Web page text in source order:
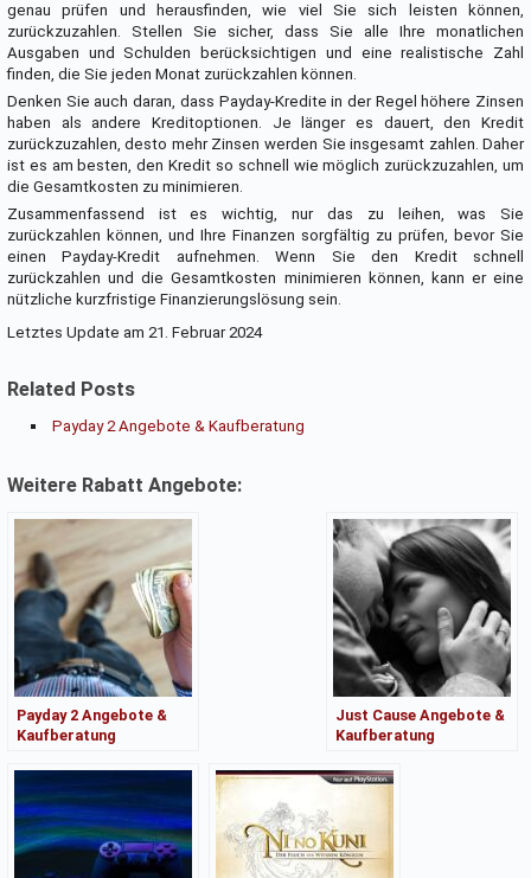
genau prüfen und herausfinden, wie viel Sie sich leisten können,
zurückzuzahlen. Stellen Sie sicher, dass Sie alle Ihre monatlichen
Ausgaben und Schulden berücksichtigen und eine realistische Zahl
finden, die Sie jeden Monat zurückzahlen können.
Denken Sie auch daran, dass Payday-Kredite in der Regel höhere Zinsen
haben als andere Kreditoptionen. Je länger es dauert, den Kredit
zurückzuzahlen, desto mehr Zinsen werden Sie insgesamt zahlen. Daher
ist es am besten, den Kredit so schnell wie möglich zurückzuzahlen, um
die Gesamtkosten zu minimieren.
Zusammenfassend ist es wichtig, nur das zu leihen, was Sie
zurückzahlen können, und Ihre Finanzen sorgfältig zu prüfen, bevor Sie
einen Payday-Kredit aufnehmen. Wenn Sie den Kredit schnell
zurückzahlen und die Gesamtkosten minimieren können, kann er eine
nützliche kurzfristige Finanzierungslösung sein.
Letztes Update am 21. Februar 2024
Related Posts
Payday 2 Angebote & Kaufberatung
Weitere Rabatt Angebote:
Payday 2 Angebote &
Kaufberatung
Just Cause Angebote &
Kaufberatung